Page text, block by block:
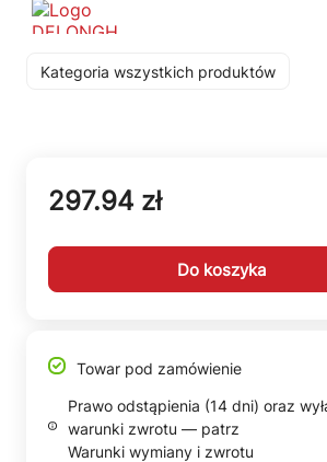
Kategoria wszystkich produktów
297.94 zł
Do koszyka
Towar pod zamówienie
Prawo odstąpienia (14 dni) oraz
warunki zwrotu — patrz
Warunki wymiany i zwrotu